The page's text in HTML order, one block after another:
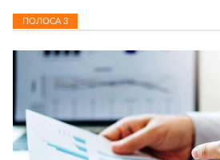
ПОЛОСА3